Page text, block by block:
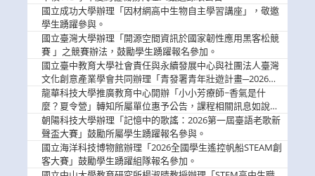
國立成功大學辦理「因材網高中生物自主學習講座」，敬邀
學生踴躍參與。
國立臺灣大學辦理「開源空間資訊於國家韌性應用黑客松競
賽 」之競賽辦法，鼓勵學生踴躍報名參加。
國立臺中教育大學社會責任與永續發展中心與社團法人臺灣
文化創意產業學會共同辦理「青發署青年壯遊計畫─2026臺
中舊城都市建築文化體驗」活動，敬邀學生踴躍報名參加，
公告周知。
龍華科技大學推廣教育中心開辦「小小芳療師~香氣是什
麼？夏令營」轉知所屬單位惠予公告，課程相關訊息如說
明。
朝陽科技大學辦理「記憶中的歌謠：2026第一屆臺語老歌新
聲盃大賽」鼓勵所屬學生踴躍報名參與。
國立海洋科技博物館辦理「2026全國學生遙控帆船STEAM創
客大賽」鼓勵學生踴躍組隊報名參加。